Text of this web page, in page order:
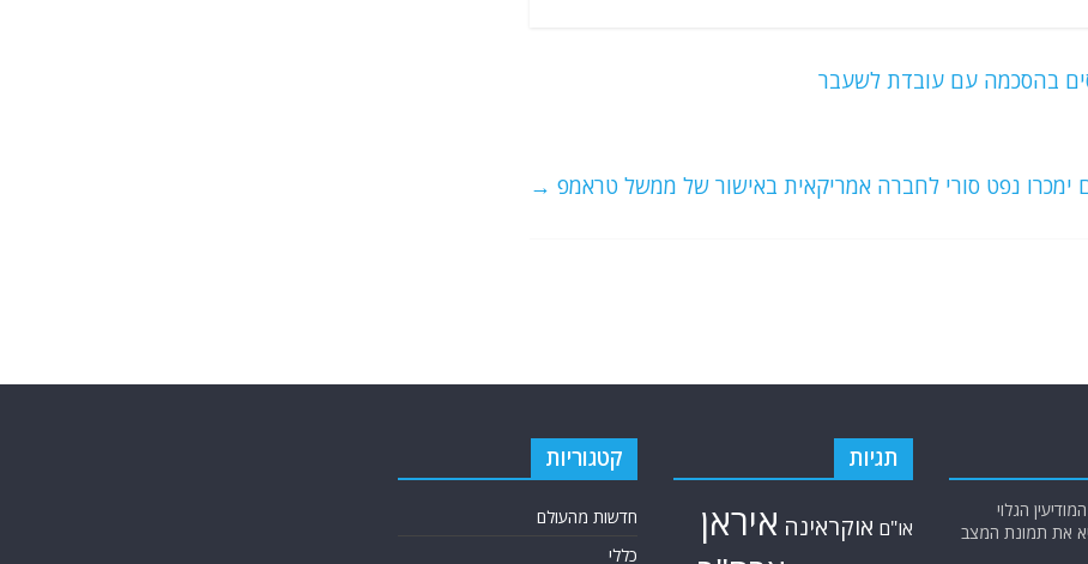
בהסכמה עם עובדת לשעבר
ימכרו נפט סורי לחברה אמריקאית באישור של ממשל טראמפ →
הגלוי
את תמונת המצב
תגיות
או"ם אוקראינה איראן
קטגוריות
חדשות מהעולם
כללי